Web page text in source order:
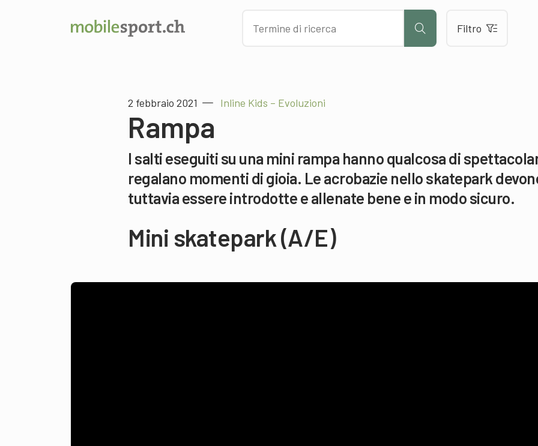
Filtro
2 febbraio 2021 Inline Kids – Evoluzioni
Rampa
I salti eseguiti su una mini rampa hanno qualcosa di
regalano momenti di gioia. Le acrobazie nello skatepark
tuttavia essere introdotte e allenate bene e in modo sicuro.
Mini skatepark (A/E)